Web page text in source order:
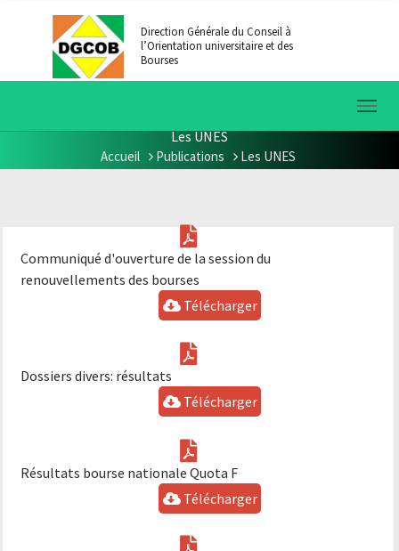
Direction Générale du Conseil à
l’Orientation universitaire et des
Bourses
Les UNES
Accueil Publications Les UNES
Communiqué d'ouverture de la session du
renouvellements des bourses
Télécharger
Dossiers divers: résultats
Télécharger
Résultats bourse nationale Quota F
Télécharger